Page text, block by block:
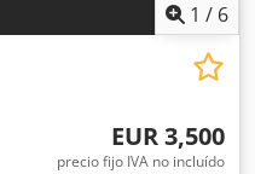
1 / 6
EUR 3,500
precio fijo IVA no incluído